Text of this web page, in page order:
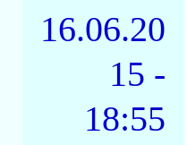
16.06.20
15 -
18:55